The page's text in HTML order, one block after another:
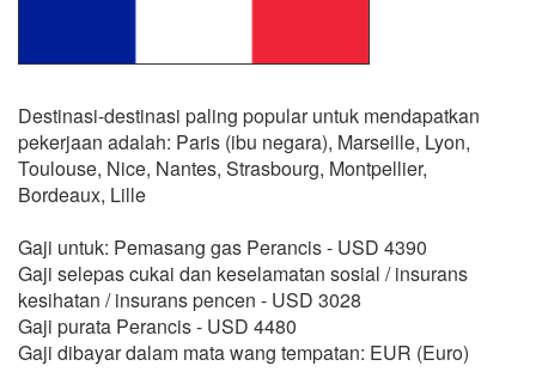
Destinasi-destinasi paling popular untuk mendapatkan
pekerjaan adalah: Paris (ibu negara), Marseille, Lyon,
Toulouse, Nice, Nantes, Strasbourg, Montpellier,
Bordeaux, Lille
Gaji untuk: Pemasang gas Perancis - USD 4390
Gaji selepas cukai dan keselamatan sosial / insurans
kesihatan / insurans pencen - USD 3028
Gaji purata Perancis - USD 4480
Gaji dibayar dalam mata wang tempatan: EUR (Euro)